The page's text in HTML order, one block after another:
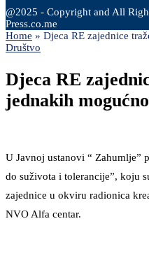
@2025 - Copyright and All
Press.co.me
Home » Djeca RE zajednice
Društvo
Djeca RE
jednakih
U Javnoj ustanovi “ Zahumlje”
do suživota i tolerancije”, koju
zajednice u okviru radionica
NVO Alfa centar.